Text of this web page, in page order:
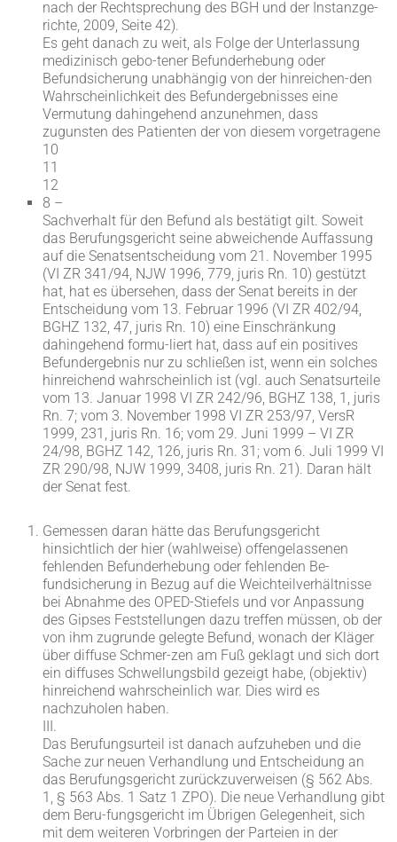
nach der Rechtsprechung des BGH und der Instanzge-
richte, 2009, Seite 42).
Es geht danach zu weit, als Folge der Unterlassung
medizinisch gebo-tener Befunderhebung oder
Befundsicherung unabhängig von der hinreichen-den
Wahrscheinlichkeit des Befundergebnisses eine
Vermutung dahingehend anzunehmen, dass
zugunsten des Patienten der von diesem vorgetragene
10
11
12
8 –
Sachverhalt für den Befund als bestätigt gilt. Soweit
das Berufungsgericht seine abweichende Auffassung
auf die Senatsentscheidung vom 21. November 1995
(VI ZR 341/94, NJW 1996, 779, juris Rn. 10) gestützt
hat, hat es übersehen, dass der Senat bereits in der
Entscheidung vom 13. Februar 1996 (VI ZR 402/94,
BGHZ 132, 47, juris Rn. 10) eine Einschränkung
dahingehend formu-liert hat, dass auf ein positives
Befundergebnis nur zu schließen ist, wenn ein solches
hinreichend wahrscheinlich ist (vgl. auch Senatsurteile
vom 13. Januar 1998 VI ZR 242/96, BGHZ 138, 1, juris
Rn. 7; vom 3. November 1998 VI ZR 253/97, VersR
1999, 231, juris Rn. 16; vom 29. Juni 1999 – VI ZR
24/98, BGHZ 142, 126, juris Rn. 31; vom 6. Juli 1999 VI
ZR 290/98, NJW 1999, 3408, juris Rn. 21). Daran hält
der Senat fest.
Gemessen daran hätte das Berufungsgericht
hinsichtlich der hier (wahlweise) offengelassenen
fehlenden Befunderhebung oder fehlenden Be-
fundsicherung in Bezug auf die Weichteilverhältnisse
bei Abnahme des OPED-Stiefels und vor Anpassung
des Gipses Feststellungen dazu treffen müssen, ob der
von ihm zugrunde gelegte Befund, wonach der Kläger
über diffuse Schmer-zen am Fuß geklagt und sich dort
ein diffuses Schwellungsbild gezeigt habe, (objektiv)
hinreichend wahrscheinlich war. Dies wird es
nachzuholen haben.
III.
Das Berufungsurteil ist danach aufzuheben und die
Sache zur neuen Verhandlung und Entscheidung an
das Berufungsgericht zurückzuverweisen (§ 562 Abs.
1, § 563 Abs. 1 Satz 1 ZPO). Die neue Verhandlung gibt
dem Beru-fungsgericht im Übrigen Gelegenheit, sich
mit dem weiteren Vorbringen der Parteien in der